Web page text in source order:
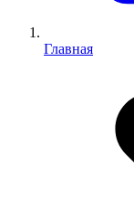
Главная